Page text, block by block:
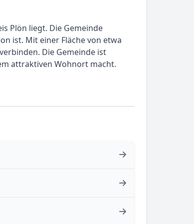
Plön liegt. Die Gemeinde
ist. Mit einer Fläche von etwa
Die Gemeinde ist
attraktiven Wohnort macht.